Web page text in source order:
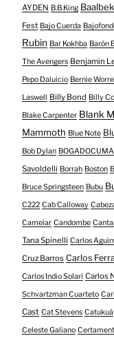
AYDEN B.B.King Baalbek
Fest Bajo Cuerda
Rubin Bar Kokhba Barón
The Avengers Benjamin
Pepo Daluicio Bernie Worrell
Laswell
Billy Bond Billy
Blake Carpenter Blank
Mammoth Blue Note
Bob Dylan
Savoldelli Borrah Boston
Bruce Springsteen Bubu
C222 Cab Calloway
Camelar Candombe
Tana Spinelli Carlos
Cruz Barros Carlos
Carlos Indio Solari Carlos
Schvartzman Cuarteto
Cast Cat Stevens Catukuá
Celeste Galiano